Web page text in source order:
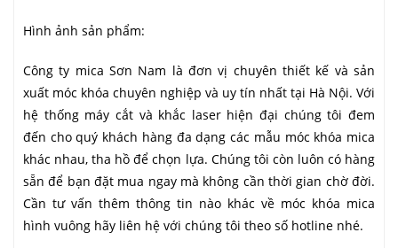
Hình ảnh sản phẩm:
Công ty mica Sơn Nam là đơn vị chuyên thiết kế và sản
xuất móc khóa chuyên nghiệp và uy tín nhất tại Hà Nội. Với
hệ thống máy cắt và khắc laser hiện đại chúng tôi đem
đến cho quý khách hàng đa dạng các mẫu móc khóa mica
khác nhau, tha hồ để chọn lựa. Chúng tôi còn luôn có hàng
sẵn để bạn đặt mua ngay mà không cần thời gian chờ đời.
Cần tư vấn thêm thông tin nào khác về móc khóa mica
hình vuông hãy liên hệ với chúng tôi theo số hotline nhé.